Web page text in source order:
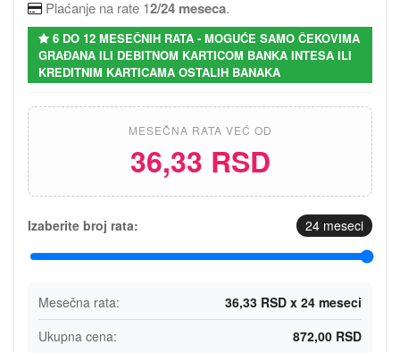
Plaćanje na rate 12/24 meseca.
6 DO 12 MESEČNIH RATA - MOGUĆE SAMO ČEKOVIMA
GRAĐANA ILI DEBITNOM KARTICOM BANKA INTESA ILI
KREDITNIM KARTICAMA OSTALIH BANAKA
MESEČNA RATA VEĆ OD
36,33 RSD
Izaberite broj rata: 24 meseci
Mesečna rata:
36,33 RSD x 24 meseci
Ukupna cena:
872,00 RSD